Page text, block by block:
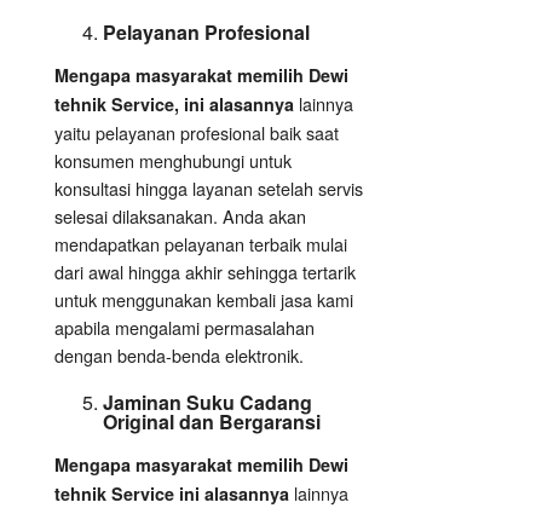
Pelayanan Profesional
Mengapa masyarakat memilih Dewi
tehnik Service, ini alasannya lainnya
yaitu pelayanan profesional baik saat
konsumen menghubungi untuk
konsultasi hingga layanan setelah servis
selesai dilaksanakan. Anda akan
mendapatkan pelayanan terbaik mulai
dari awal hingga akhir sehingga tertarik
untuk menggunakan kembali jasa kami
apabila mengalami permasalahan
dengan benda-benda elektronik.
Jaminan Suku Cadang
Original dan Bergaransi
Mengapa masyarakat memilih Dewi
tehnik Service ini alasannya lainnya